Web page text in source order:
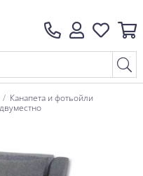
Канапета и фотьойли